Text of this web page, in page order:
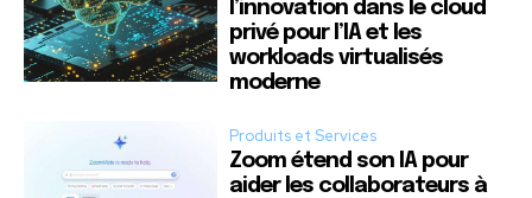
l’innovation dans le cloud
privé pour l’IA et les
workloads virtualisés
moderne
Produits et Services
Zoom étend son IA pour
aider les collaborateurs à